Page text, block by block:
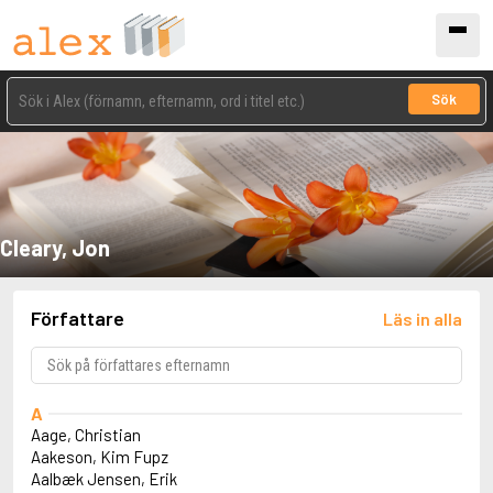
Sök
Cleary, Jon
Författare Läs in alla
A
Aage, Christian
Aakeson, Kim Fupz
Aalbæk Jensen, Erik